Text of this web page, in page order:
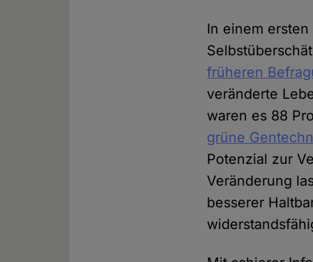
In einem
früheren
veränderte
waren es 88
grüne
Potenzial zur
Veränderung
besserer